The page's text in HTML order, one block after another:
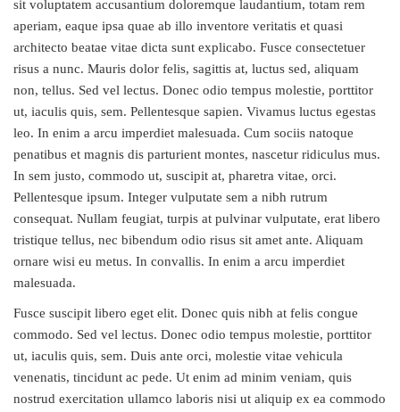
sit voluptatem accusantium doloremque laudantium, totam rem
aperiam, eaque ipsa quae ab illo inventore veritatis et quasi
architecto beatae vitae dicta sunt explicabo. Fusce consectetuer
risus a nunc. Mauris dolor felis, sagittis at, luctus sed, aliquam
non, tellus. Sed vel lectus. Donec odio tempus molestie, porttitor
ut, iaculis quis, sem. Pellentesque sapien. Vivamus luctus egestas
leo. In enim a arcu imperdiet malesuada. Cum sociis natoque
penatibus et magnis dis parturient montes, nascetur ridiculus mus.
In sem justo, commodo ut, suscipit at, pharetra vitae, orci.
Pellentesque ipsum. Integer vulputate sem a nibh rutrum
consequat. Nullam feugiat, turpis at pulvinar vulputate, erat libero
tristique tellus, nec bibendum odio risus sit amet ante. Aliquam
ornare wisi eu metus. In convallis. In enim a arcu imperdiet
malesuada.
Fusce suscipit libero eget elit. Donec quis nibh at felis congue
commodo. Sed vel lectus. Donec odio tempus molestie, porttitor
ut, iaculis quis, sem. Duis ante orci, molestie vitae vehicula
venenatis, tincidunt ac pede. Ut enim ad minim veniam, quis
nostrud exercitation ullamco laboris nisi ut aliquip ex ea commodo